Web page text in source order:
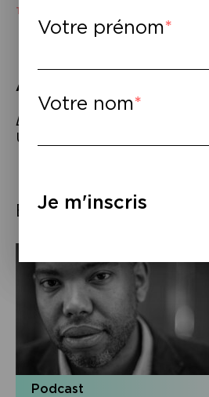
Ta-Nehisi Coates, Lettre à mon fils.
À lire
Ta-Nehisi Coates,
Lettre à mon fils
Unis), éd. Autrement, 2024.
Éléments associés
Podcast
Votre prénom
Votre nom
Je m'inscris